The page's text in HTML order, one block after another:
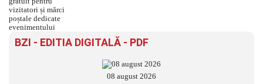
BZI - EDITIA DIGITALĂ - PDF
08 august 2026